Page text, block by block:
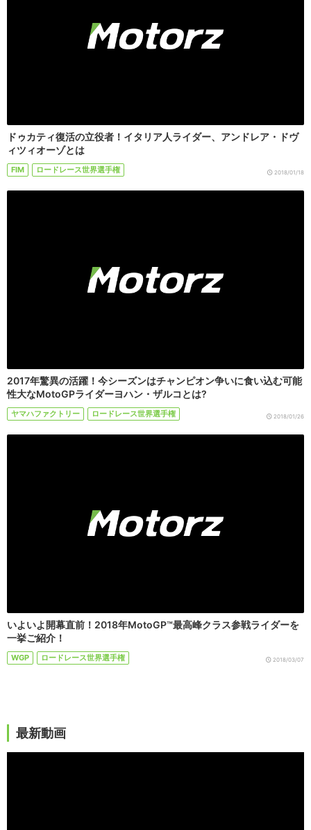
ドゥカティ復活の立役者！イタリア人ライダー、アンドレア・ドヴ
ィツィオーゾとは
FIM ロードレース世界選手権 2018/01/18
2017年驚異の活躍！今シーズンはチャンピオン争いに食い込む可能
性大なMotoGPライダーヨハン・ザルコとは?
ヤマハファクトリー ロードレース世界選手権 2018/01/26
いよいよ開幕直前！2018年MotoGP™最高峰クラス参戦ライダーを
一挙ご紹介！
WGP ロードレース世界選手権 2018/03/07
最新動画